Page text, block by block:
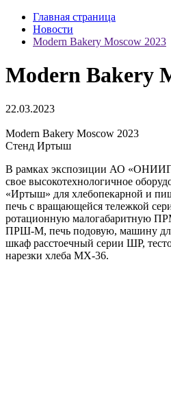
Главная страница
Новости
Modern Bakery Moscow 2023
Modern Bakery
22.03.2023
Modern Bakery Moscow 2023
Cтенд Иртыш
В рамках экспозиции АО
свое высокотехнологичное
«Иртыш» для хлебопекарной и
печь с вращающейся тележкой
ротационную малогабаритную
ПРШ-М, печь подовую, машину
шкаф расстоечный серии ШР,
нарезки хлеба МХ-36.